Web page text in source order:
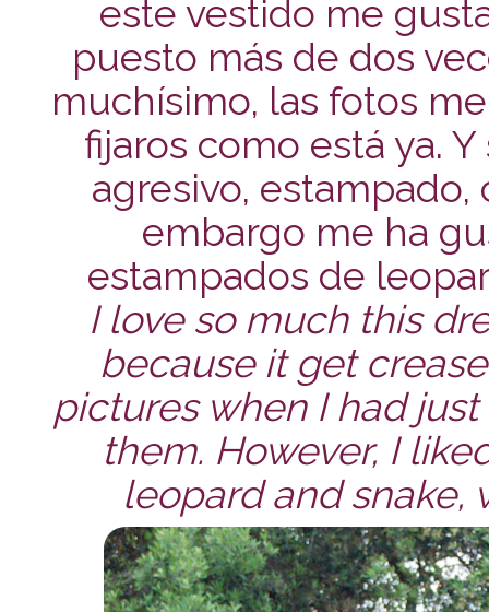
este vestido me
puesto más de dos
muchísimo, las fotos
fijaros como está ya.
agresivo, estampado,
embargo me ha
estampados de
I love so much this
because it get
pictures when I had
them. However, I
leopard and snake,